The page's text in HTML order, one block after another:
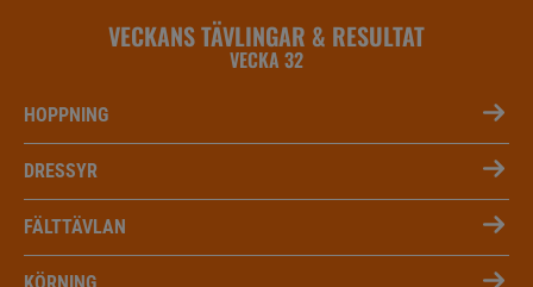
VECKANS TÄVLINGAR & RESULTAT
VECKA 32
HOPPNING
DRESSYR
FÄLTTÄVLAN
KÖRNING